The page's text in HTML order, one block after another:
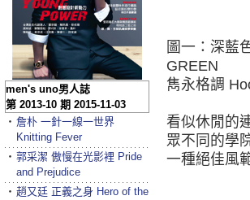
圖一：深藍
GREEN
雋永格調
看似休閒的
眾不同的學
一種絕佳風
men's uno男人誌
第 2013-10 期 2015-11-03
‧ 詹朴 一針一線一世界
Knitting Fever
‧ 郭采潔 傲慢在光影裡 Pride
and Prejudice
‧ 趙又廷 正義之身 Hero of the